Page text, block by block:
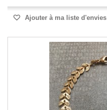
Ajouter à ma liste d'envies